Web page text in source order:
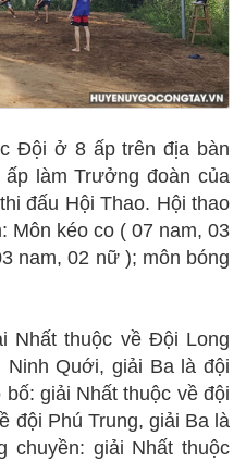
Đội ở 8 ấp trên địa bàn
làm Trưởng đoàn của
đấu Hội Thao. Hội thao
Môn kéo co ( 07 nam, 03
nam, 02 nữ ); môn bóng
Nhất thuộc về Đội Long
Quới, giải Ba là đội
giải Nhất thuộc về đội
đội Phú Trung, giải Ba là
chuyền: giải Nhất thuộc